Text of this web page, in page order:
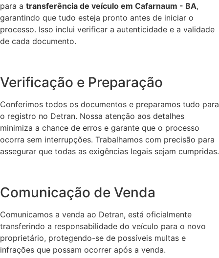
para a transferência de veículo em Cafarnaum - BA,
garantindo que tudo esteja pronto antes de iniciar o
processo. Isso inclui verificar a autenticidade e a validade
de cada documento.
Verificação e Preparação
Conferimos todos os documentos e preparamos tudo para
o registro no Detran. Nossa atenção aos detalhes
minimiza a chance de erros e garante que o processo
ocorra sem interrupções. Trabalhamos com precisão para
assegurar que todas as exigências legais sejam cumpridas.
Comunicação de Venda
Comunicamos a venda ao Detran, está oficialmente
transferindo a responsabilidade do veículo para o novo
proprietário, protegendo-se de possíveis multas e
infrações que possam ocorrer após a venda.